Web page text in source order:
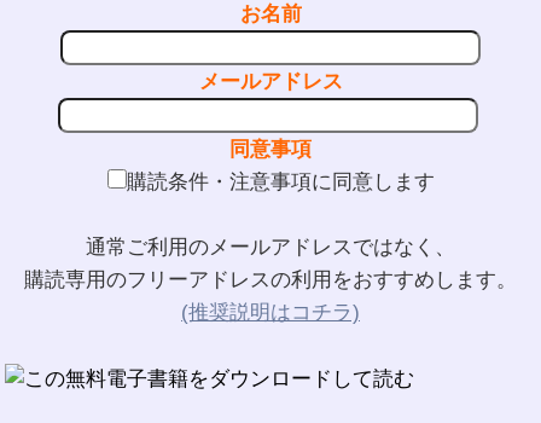
お名前
メールアドレス
同意事項
購読条件・注意事項に同意します
通常ご利用のメールアドレスではなく、
購読専用のフリーアドレスの利用をおすすめします。
(推奨説明はコチラ)